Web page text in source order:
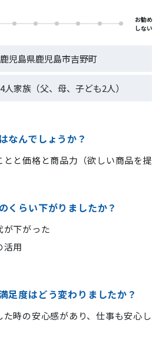
お勧め
しない
鹿児島県鹿児島市吉野町
4人家族（父、母、子ども2人）
なんでしょうか？
と価格と商品力（欲しい商品を提
くらい下がりましたか？
が下がった
活用
足度はどう変わりましたか？
時の安心感があり、仕事も安心し